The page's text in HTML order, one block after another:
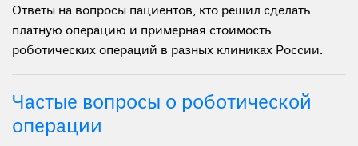
Ответы на вопросы пациентов, кто решил сделать
платную операцию и примерная стоимость
роботических операций в разных клиниках России.
Частые вопросы о роботической
операции